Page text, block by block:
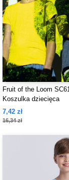
Fruit of the Loom
Koszulka dziecięca
7,42 zł
16,34 zł